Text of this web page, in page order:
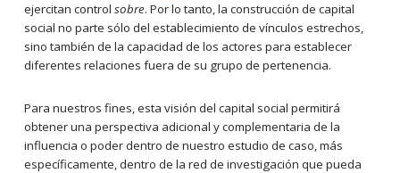
ejercitan control sobre. Por lo tanto, la construcción de capital
social no parte sólo del establecimiento de vínculos estrechos,
sino también de la capacidad de los actores para establecer
diferentes relaciones fuera de su grupo de pertenencia.
Para nuestros fines, esta visión del capital social permitirá
obtener una perspectiva adicional y complementaria de la
influencia o poder dentro de nuestro estudio de caso, más
específicamente, dentro de la red de investigación que pueda